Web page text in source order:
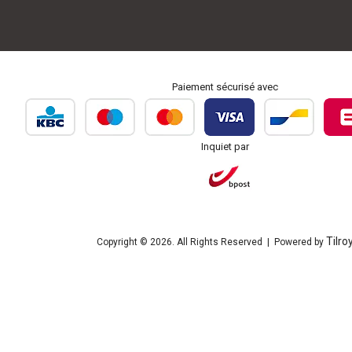
Paiement sécurisé avec
Inquiet par
Copyright © 2026. All Rights Reserved | Powered by